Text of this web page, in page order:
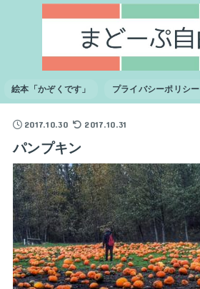
絵本「かぞくです」 プライバシーポリシー
2017.10.30 2017.10.31
パンプキン